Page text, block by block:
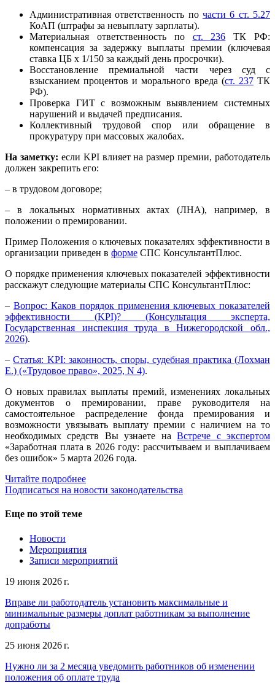
Административная ответственность по части 6 ст. 5.27
КоАП (штрафы за невыплату зарплаты).
Материальная ответственность по ст. 236 ТК РФ:
компенсация за задержку выплаты премии (ключевая
ставка ЦБ x 1/150 за каждый день просрочки).
Восстановление премиальной части через суд с
взысканием процентов и морального вреда (ст. 237ТК
РФ).
Проверка ГИТ с возможным выявлением системных
нарушений и выдачей предписания.
Коллективный трудовой спор или обращение в
прокуратуру при массовых жалобах.
На заметку: если KPI влияет на размер премии, работодатель
должен закрепить его:
– в трудовом договоре;
– в локальных нормативных актах (ЛНА), например, в
положении о премировании.
Пример Положения о ключевых показателях эффективности в
организации приведен в форме СПС КонсультантПлюс.
О порядке применения ключевых показателей эффективности
расскажут следующие материалы СПС КонсультантПлюс:
– Вопрос: Каков порядок применения ключевых показателей
эффективности (KPI)? (Консультация эксперта,
Государственная инспекция труда в Нижегородской обл.,
2026).
–Статья: KPI: законность, споры, судебная практика (Лохман
Е.) («Трудовое право», 2025, N 4).
О новых правилах выплаты премий, изменениях локальных
документов о премировании, праве руководителя на
самостоятельное распределение фонда премирования и
возможности увязывать выплату премии с наличием на то
необходимых средств Вы узнаете наВстрече с экспертом
«Заработная плата в 2026 году: рассчитываем и выплачиваем
без ошибок» 5 марта 2026 года.
Читайте подробнее
Подписаться на новости законодательства
Еще по этой теме
Новости
Мероприятия
Записи мероприятий
19 июня 2026 г.
Вправе ли работодатель установить максимальные и
минимальные размеры доплат работникам за выполнение
допработы
25 июня 2026 г.
Нужно ли за 2 месяца уведомить работников об изменении
положения об оплате труда